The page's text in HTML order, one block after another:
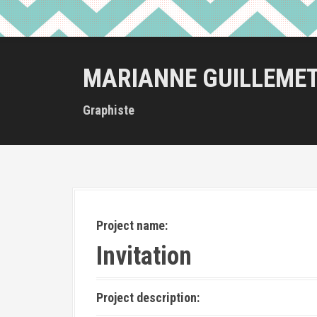
MARIANNE
Graphiste
Project name:
Invitation
Project description: